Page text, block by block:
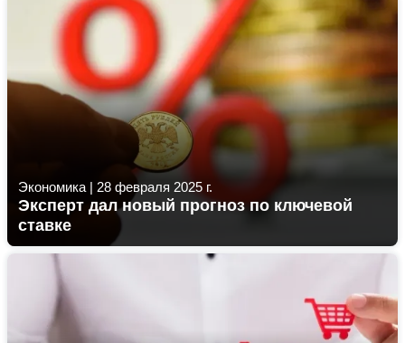
Экономика | 28 февраля 2025 г.
Эксперт дал новый прогноз по ключевой
ставке